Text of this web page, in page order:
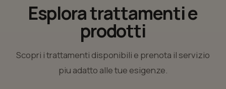
Esplora trattamenti e
prodotti
Scopri i trattamenti disponibili e prenota il servizio
piu adatto alle tue esigenze.